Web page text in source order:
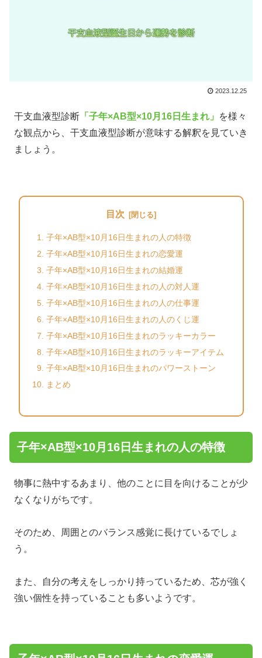
2023.12.25
干支血液型診断 「子年×AB型×10月16日生まれ」
を様々
な観点から、干支血液型診断が意味する解釈を見ていき
ましょう。
目次
子年×AB型×10月16日生まれの人の特徴
子年×AB型×10月16日生まれの恋愛運
子年×AB型×10月16日生まれの結婚運
子年×AB型×10月16日生まれの人の対人運
子年×AB型×10月16日生まれの人の仕事運
子年×AB型×10月16日生まれの人のくじ運
子年×AB型×10月16日生まれのラッキーカラー
子年×AB型×10月16日生まれのラッキーアイテム
子年×AB型×10月16日生まれのパワーストーン
まとめ
子年×AB型×10月16日生まれの人の特徴
物事に熱中するあまり、他のことに目を向けることが少
なくなりがちです。
そのため、周囲とのバランス感覚に長けているでしょ
う。
また、自分の考えをしっかり持っているため、芯が強く
強い個性を持っていることも多いようです。